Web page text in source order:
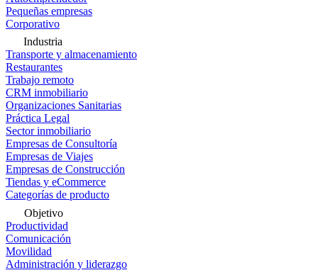
Pequeñas empresas
Corporativo
Industria
Transporte y almacenamiento
Restaurantes
Trabajo remoto
CRM inmobiliario
Organizaciones Sanitarias
Práctica Legal
Sector inmobiliario
Empresas de Consultoría
Empresas de Viajes
Empresas de Construcción
Tiendas y eCommerce
Categorías de producto
Objetivo
Productividad
Comunicación
Movilidad
Administración y liderazgo